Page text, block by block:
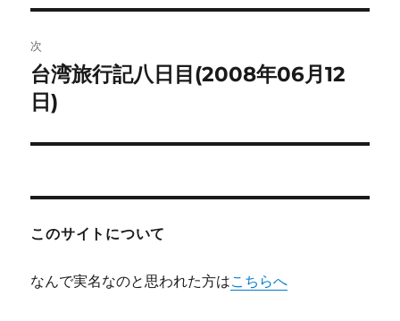
ビ
ゲ
ー
シ
ン
投
稿:
次
次
の
稿:
台湾旅行記八日目(2008年06月12
日)
このサイトについて
なんで実名なのと思われた方はこちらへ